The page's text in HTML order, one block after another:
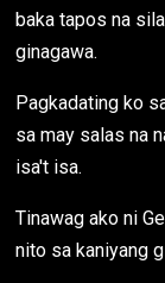
baka tapos na
ginagawa.
Pagkadating ko
sa may salas na
isa't isa.
Tinawag ako ni
nito sa kaniyang